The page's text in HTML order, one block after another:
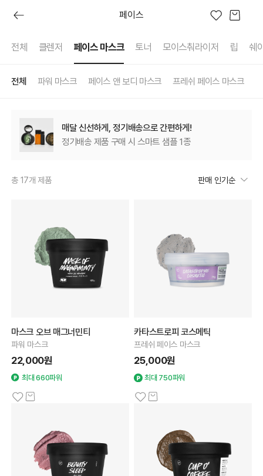
페이스
전체 클렌저 페이스 마스크 토너 모이스춰라이저 립 쉐
전체 파워 마스크 페이스 앤 보디 마스크 프레쉬 페이스 마스크
매달 신선하게, 정기배송으로 간편하게!
정기배송 제품 구매 시 스마트 샘플 1종
총 17개 제품
마스크 오브 매그너민티
파워 마스크
22,000원
최대 660파워
카타스트로피 코스메틱
프레쉬 페이스 마스크
25,000원
최대 750파워
프레쉬 오늘 러쉬디어 상품권 시크릿 박스 러쉬 어스 선물하기 프레쉬4